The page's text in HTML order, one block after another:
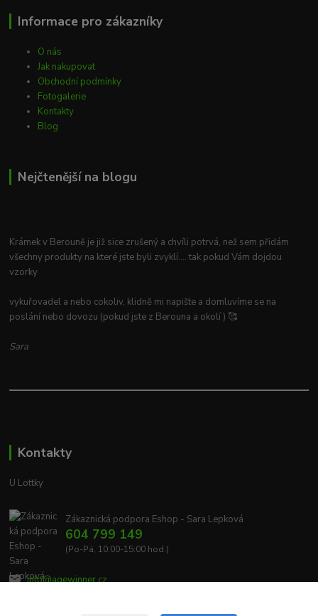
Informace pro zákazníky
O nás
Jak nakupovat
Obchodní podmínky
Fotogalerie
Kontakty
Blog
Nejčtenější na blogu
Krámek v Berouně je již sice zrušený a chvíli potrvá, než sem přidám
všechny produkty na které jste byli zvyklí.... tak pokud Vám dojdou
vzorky
vykuřovadel a nebo cokoliv, klidně mi napište a domluvíme se na
poslání nebo dovozu (pokud jste z Berouna a okolí ) 🥰
Sara
Kontakty
U Lottky
Zákaznická podpora Eshop - Sara Lepková
604 799 149
(Po-Pá, 10:00-15:00 hod.)
info@agewinner.cz